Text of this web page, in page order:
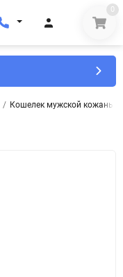
0
/ Кошелек мужской кожаный